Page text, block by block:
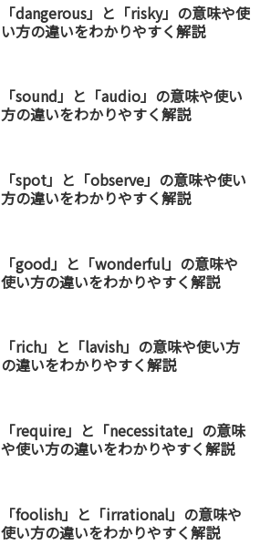
「dangerous」と「risky」の意味や使
い方の違いをわかりやすく解説
「sound」と「audio」の意味や使い
方の違いをわかりやすく解説
「spot」と「observe」の意味や使い
方の違いをわかりやすく解説
「good」と「wonderful」の意味や
使い方の違いをわかりやすく解説
「rich」と「lavish」の意味や使い方
の違いをわかりやすく解説
「require」と「necessitate」の意味
や使い方の違いをわかりやすく解説
「foolish」と「irrational」の意味や
使い方の違いをわかりやすく解説